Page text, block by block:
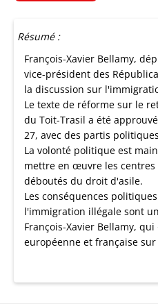
Résumé :
François-Xavier Bellamy,
vice-président des
la discussion sur
Le texte de réforme sur le
du Toit-Trasil a été
27, avec des partis
La volonté politique est
mettre en œuvre les
déboutés du droit d'asile.
Les conséquences
l'immigration illégale sont
François-Xavier Bellamy,
européenne et française